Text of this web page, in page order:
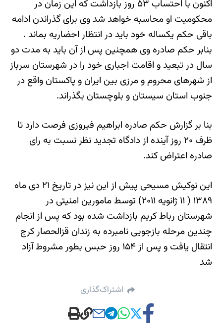
اکنون با احتساب ۵۳ روز بازداشت که این زمان در
محکومیت او محاسبه خواهد شد وی برای گذراندن ادامه
باقی حکم یکساله خود باید در انتظار احضاریه بماند .
بنابر حکم صادره وی همچنین پس از آن باید به مدت دو
سال در تبعید و اقامت اجباری خود را در شهرستان سرباز
از شهرهای محروم و مرزی بین ایران و پاکستان واقع در
جنوب استان سیستان و بلوچستان بگذراند.
بنا بر گزارش حکم صادره ابراهیم فیروزی فرصت دارد تا
ظرف ۲۰ روز آینده از دادگاه تجدید نظر نسبت به رای
صادره اعتراض کند.
این نوکیش مسیحی پیش از این نیز در تاریخ ۲۱ دی ماه
۱۳۸۹ ( ۱۱ ژانویه ۲۰۱۱) توسط مامورین امنیتی در
شهرستان رباط كریم بازداشت شده بود که پس از انجام
چندین مرحله بازجویی نامبرده به زندان قزالحصار كرج
انتقال یافت و پس از ۱۵۴ روز حبس بطور مشروط آزاد
شد
اشتراک‌گذاری